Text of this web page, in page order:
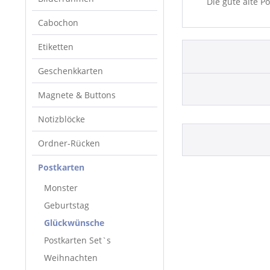
Cabochon
Etiketten
Geschenkkarten
Magnete & Buttons
Notizblöcke
Ordner-Rücken
Postkarten
Monster
Geburtstag
Glückwünsche
Postkarten Set`s
Weihnachten